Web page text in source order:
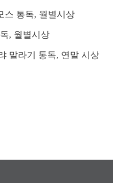
스 통독, 월별시상
, 월별시상
말라기 통독, 연말 시상